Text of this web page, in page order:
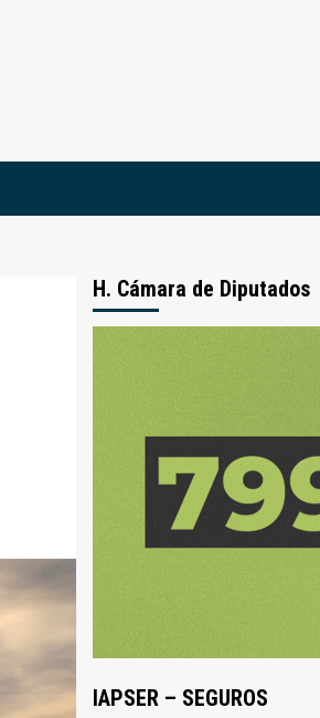
H. Cámara de Diputados
IAPSER – SEGUROS